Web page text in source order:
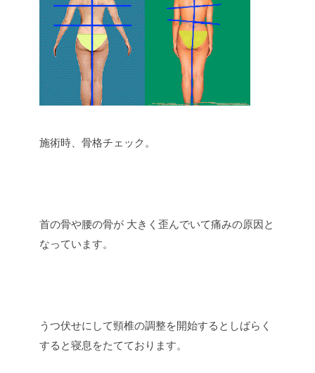
施術時、骨格チェック。
首の骨や腰の骨が 大きく歪んでいて痛みの原因と
なっています。
うつ伏せにして頸椎の調整を開始するとしばらく
すると寝息をたてております。